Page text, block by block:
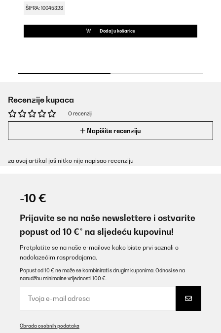
ŠIFRA: 10045328
Dodaj u košaricu
Recenzije kupaca
O recenziji
Napišite recenziju
za ovaj artikal još nitko nije napisao recenziju
-10 €
Prijavite se na naše newslettere i ostvarite
popust od 10 €* na sljedeću kupovinu!
Pretplatite se na naše e-mailove kako biste prvi saznali o
nadolazećim rasprodajama.
Popust od 10 € ne može se kombinirati s drugim kuponima. Odnosi se na
narudžbu minimalne vrijednosti 100 €.
Obrada osobnih podataka